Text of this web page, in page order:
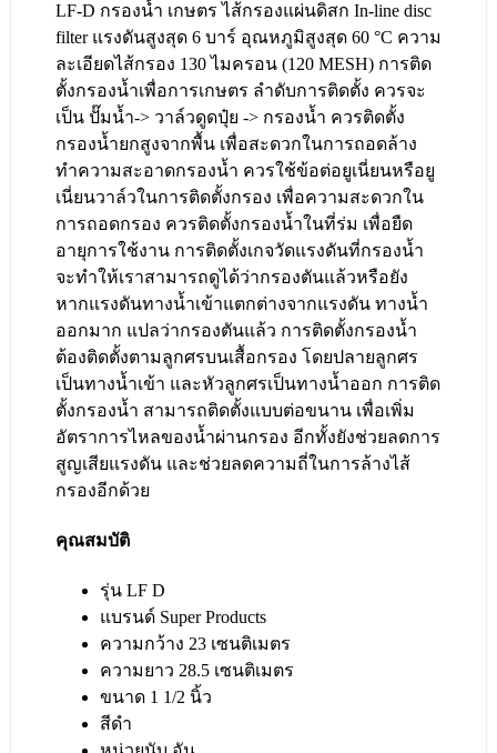
LF-D กรองน้ำ เกษตร ไส้กรองแผ่นดิสก In-line disc
filter แรงดันสูงสุด 6 บาร์ อุณหภูมิสูงสุด 60 °C ความ
ละเอียดไส้กรอง 130 ไมครอน (120 MESH) การติด
ตั้งกรองน้ำเพื่อการเกษตร ลำดับการติดตั้ง ควรจะ
เป็น ปั๊มน้ำ-> วาล์วดูดปุ๋ย -> กรองน้ำ ควรติดตั้ง
กรองน้ำยกสูงจากพื้น เพื่อสะดวกในการถอดล้าง
ทำความสะอาดกรองน้ำ ควรใช้ข้อต่อยูเนี่ยนหรือยู
เนี่ยนวาล์วในการติดตั้งกรอง เพื่อความสะดวกใน
การถอดกรอง ควรติดตั้งกรองน้ำในที่ร่ม เพื่อยืด
อายุการใช้งาน การติดตั้งเกจวัดแรงดันที่กรองน้ำ
จะทำให้เราสามารถดูได้ว่ากรองตันแล้วหรือยัง
หากแรงดันทางน้ำเข้าแตกต่างจากแรงดัน ทางน้ำ
ออกมาก แปลว่ากรองตันแล้ว การติดตั้งกรองน้ำ
ต้องติดตั้งตามลูกศรบนเสื้อกรอง โดยปลายลูกศร
เป็นทางน้ำเข้า และหัวลูกศรเป็นทางน้ำออก การติด
ตั้งกรองน้ำ สามารถติดตั้งแบบต่อขนาน เพื่อเพิ่ม
อัตราการไหลของน้ำผ่านกรอง อีกทั้งยังช่วยลดการ
สูญเสียแรงดัน และช่วยลดความถี่ในการล้างไส้
กรองอีกด้วย
คุณสมบัติ
รุ่น LF D
แบรนด์ Super Products
ความกว้าง 23 เซนติเมตร
ความยาว 28.5 เซนติเมตร
ขนาด 1 1/2 นิ้ว
สีดำ